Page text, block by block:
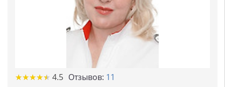
★★★★★
★★★★★ 4.5 Отзывов: 11